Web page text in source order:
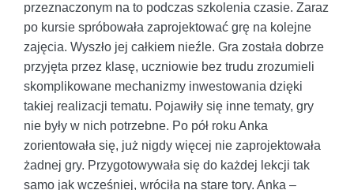
przeznaczonym na to podczas szkolenia czasie. Zaraz
po kursie spróbowała zaprojektować grę na kolejne
zajęcia. Wyszło jej całkiem nieźle. Gra została dobrze
przyjęta przez klasę, uczniowie bez trudu zrozumieli
skomplikowane mechanizmy inwestowania dzięki
takiej realizacji tematu. Pojawiły się inne tematy, gry
nie były w nich potrzebne. Po pół roku Anka
zorientowała się, już nigdy więcej nie zaprojektowała
żadnej gry. Przygotowywała się do każdej lekcji tak
samo jak wcześniej, wróciła na stare tory. Anka –